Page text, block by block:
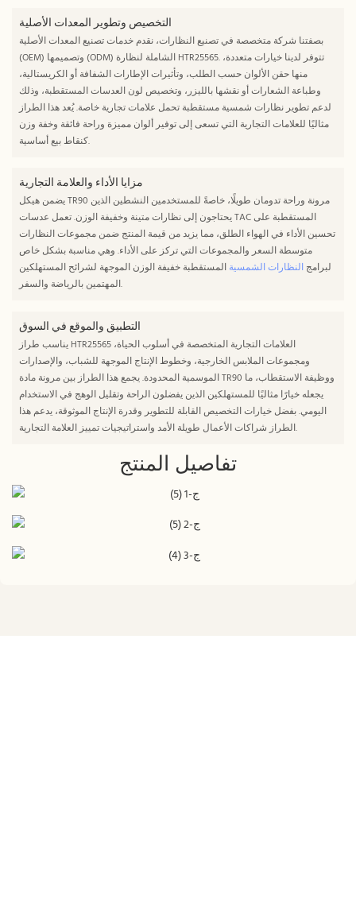
التخصيص وتطوير المعدات الأصلية
بصفتنا شركة متخصصة في تصنيع النظارات، نقدم خدمات تصنيع المعدات الأصلية
(OEM) وتصميمها (ODM) الشاملة لنظارة HTR25565. تتوفر لدينا خيارات متعددة،
منها حقن الألوان حسب الطلب، وتأثيرات الإطارات الشفافة أو الكريستالية،
وطباعة الشعارات أو نقشها بالليزر، وتخصيص لون العدسات المستقطبة، وذلك
لدعم تطوير نظارات شمسية مستقطبة تحمل علامات تجارية خاصة. يُعد هذا الطراز
مثاليًا للعلامات التجارية التي تسعى إلى توفير ألوان مميزة وراحة فائقة وخفة وزن
كنقاط بيع أساسية.
مزايا الأداء والعلامة التجارية
يضمن هيكل TR90 مرونة وراحة تدومان طويلًا، خاصةً للمستخدمين النشطين الذين
يحتاجون إلى نظارات متينة وخفيفة الوزن. تعمل عدسات TAC المستقطبة على
تحسين الأداء في الهواء الطلق، مما يزيد من قيمة المنتج ضمن مجموعات النظارات
متوسطة السعر والمجموعات التي تركز على الأداء. وهي مناسبة بشكل خاص
لبرامجالنظارات الشمسية المستقطبة خفيفة الوزن الموجهة لشرائح المستهلكين
المهتمين بالرياضة والسفر.
التطبيق والموقع في السوق
يناسب طراز HTR25565 العلامات التجارية المتخصصة في أسلوب الحياة،
ومجموعات الملابس الخارجية، وخطوط الإنتاج الموجهة للشباب، والإصدارات
الموسمية المحدودة. يجمع هذا الطراز بين مرونة مادة TR90 ووظيفة الاستقطاب، ما
يجعله خيارًا مثاليًا للمستهلكين الذين يفضلون الراحة وتقليل الوهج في الاستخدام
اليومي. بفضل خيارات التخصيص القابلة للتطوير وقدرة الإنتاج الموثوقة، يدعم هذا
الطراز شراكات الأعمال طويلة الأمد واستراتيجيات تمييز العلامة التجارية.
تفاصيل المنتج